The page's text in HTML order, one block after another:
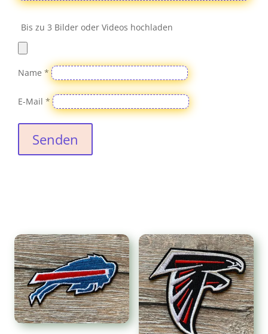
Bis zu 3 Bilder oder Videos hochladen
Name*
E-Mail*
Senden